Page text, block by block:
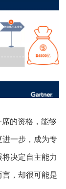
的资格，能够
进一步，成为专
决定自主能力
，却很可能是